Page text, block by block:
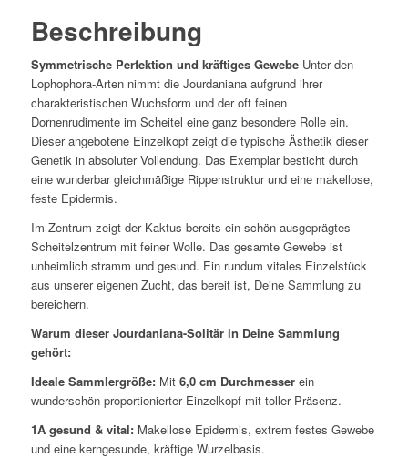
Beschreibung
Symmetrische Perfektion und kräftiges GewebeUnter den
Lophophora-Arten nimmt die Jourdanianaaufgrund ihrer
charakteristischen Wuchsform und der oft feinen
Dornenrudimente im Scheitel eine ganz besondere Rolle ein.
Dieser angebotene Einzelkopf zeigt die typische Ästhetik dieser
Genetik in absoluter Vollendung. Das Exemplar besticht durch
eine wunderbar gleichmäßige Rippenstruktur und eine makellose,
feste Epidermis.
Im Zentrum zeigt der Kaktus bereits ein schön ausgeprägtes
Scheitelzentrum mit feiner Wolle. Das gesamte Gewebe ist
unheimlich stramm und gesund. Ein rundum vitales Einzelstück
aus unserer eigenen Zucht, das bereit ist, Deine Sammlung zu
bereichern.
Warum dieser Jourdaniana-Solitär in Deine Sammlung
gehört:
Ideale Sammlergröße:Mit 6,0 cm Durchmesserein
wunderschön proportionierter Einzelkopf mit toller Präsenz.
1A gesund & vital:Makellose Epidermis, extrem festes Gewebe
und eine kerngesunde, kräftige Wurzelbasis.